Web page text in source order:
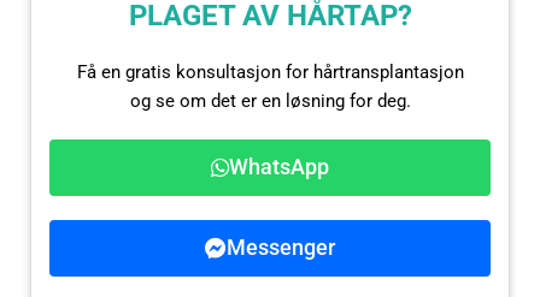
PLAGET AV HÅRTAP?
Få en gratis konsultasjon for hårtransplantasjon
og se om det er en løsning for deg.
WhatsApp
Messenger